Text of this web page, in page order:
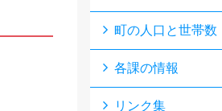
町の人口と世帯数
各課の情報
リンク集